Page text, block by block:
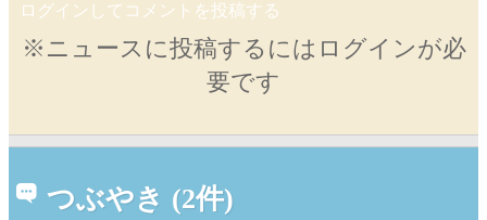
ログインしてコメントを投稿する
※ニュースに投稿するにはログインが必
要です
つぶやき (2件)